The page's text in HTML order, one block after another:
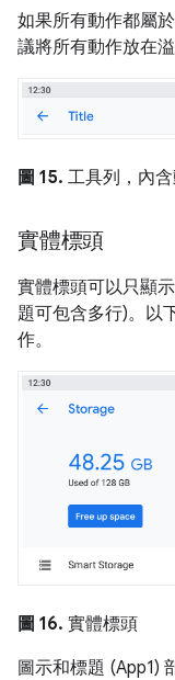
如果所有動作都屬
議將所有動作放在溢
圖 15. 工具列，內
實體標頭
實體標頭可以只顯
題可包含多行)。以
作。
圖 16. 實體標頭
圖示和標題 (App1)